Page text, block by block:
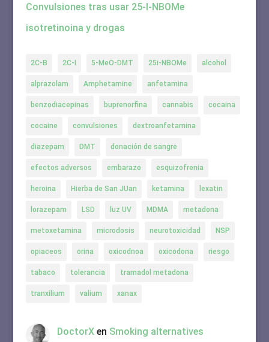
Convulsiones tras usar 25-I-NBOMe
isotretinoina y drogas
2C-B 2C-I 5-MeO-DMT 25i-NBOMe alcohol
alprazolam Amphetamine anfetamina
benzodiacepinas buprenorfina cannabis cocaina
cocaine convulsiones dextroanfetamina
diazepam DMT donación de sangre
efectos adversos embarazo esquizofrenia
heroina Hierba de San JUan ketamina lexatin
lorazepam LSD luz UV MDMA metadona
metoxetamina microdosis neurotoxicidad NSP
opiaceos orina oxicodnoa oxicodona riesgo
tabaco tolerancia tramadol metadona
tranxilium valium xanax
DoctorXen Smoking alternatives